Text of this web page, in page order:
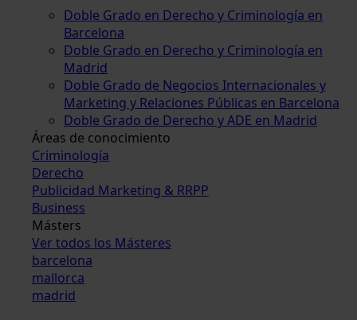
Doble Grado en Derecho y Criminología en
Barcelona
Doble Grado en Derecho y Criminología en
Madrid
Doble Grado de Negocios Internacionales y
Marketing y Relaciones Públicas en Barcelona
Doble Grado de Derecho y ADE en Madrid
Áreas de conocimiento
Criminología
Derecho
Publicidad Marketing & RRPP
Business
Másters
Ver todos los Másteres
barcelona
mallorca
madrid